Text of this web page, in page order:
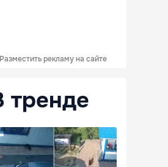
Разместить рекламу на сайте
тренде